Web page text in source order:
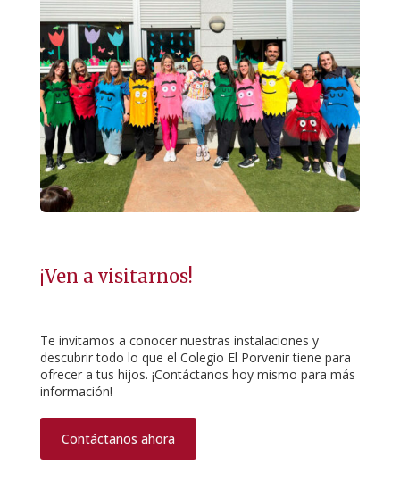
¡Ven a visitarnos!
Te invitamos a conocer nuestras instalaciones y
descubrir todo lo que el Colegio El Porvenir tiene para
ofrecer a tus hijos. ¡Contáctanos hoy mismo para más
información!
Contáctanos ahora